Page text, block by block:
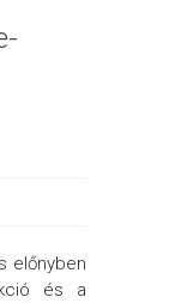
előnyben
és a